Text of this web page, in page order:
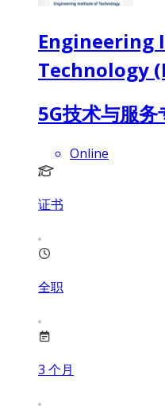
Technology
5G技术与服
Online
证书
全职
3 个月